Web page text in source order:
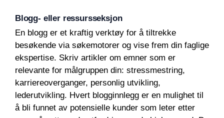
Blogg- eller ressursseksjon
En blogg er et kraftig verktøy for å tiltrekke
besøkende via søkemotorer og vise frem din faglige
ekspertise. Skriv artikler om emner som er
relevante for målgruppen din: stressmestring,
karriereoverganger, personlig utvikling,
lederutvikling. Hvert blogginnlegg er en mulighet til
å bli funnet av potensielle kunder som leter etter